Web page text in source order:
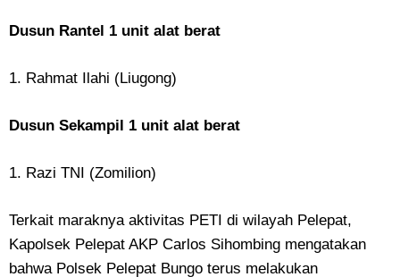
Dusun Rantel 1 unit alat berat
1. Rahmat Ilahi (Liugong)
Dusun Sekampil 1 unit alat berat
1. Razi TNI (Zomilion)
Terkait maraknya aktivitas PETI di wilayah Pelepat,
Kapolsek Pelepat AKP Carlos Sihombing mengatakan
bahwa Polsek Pelepat Bungo terus melakukan